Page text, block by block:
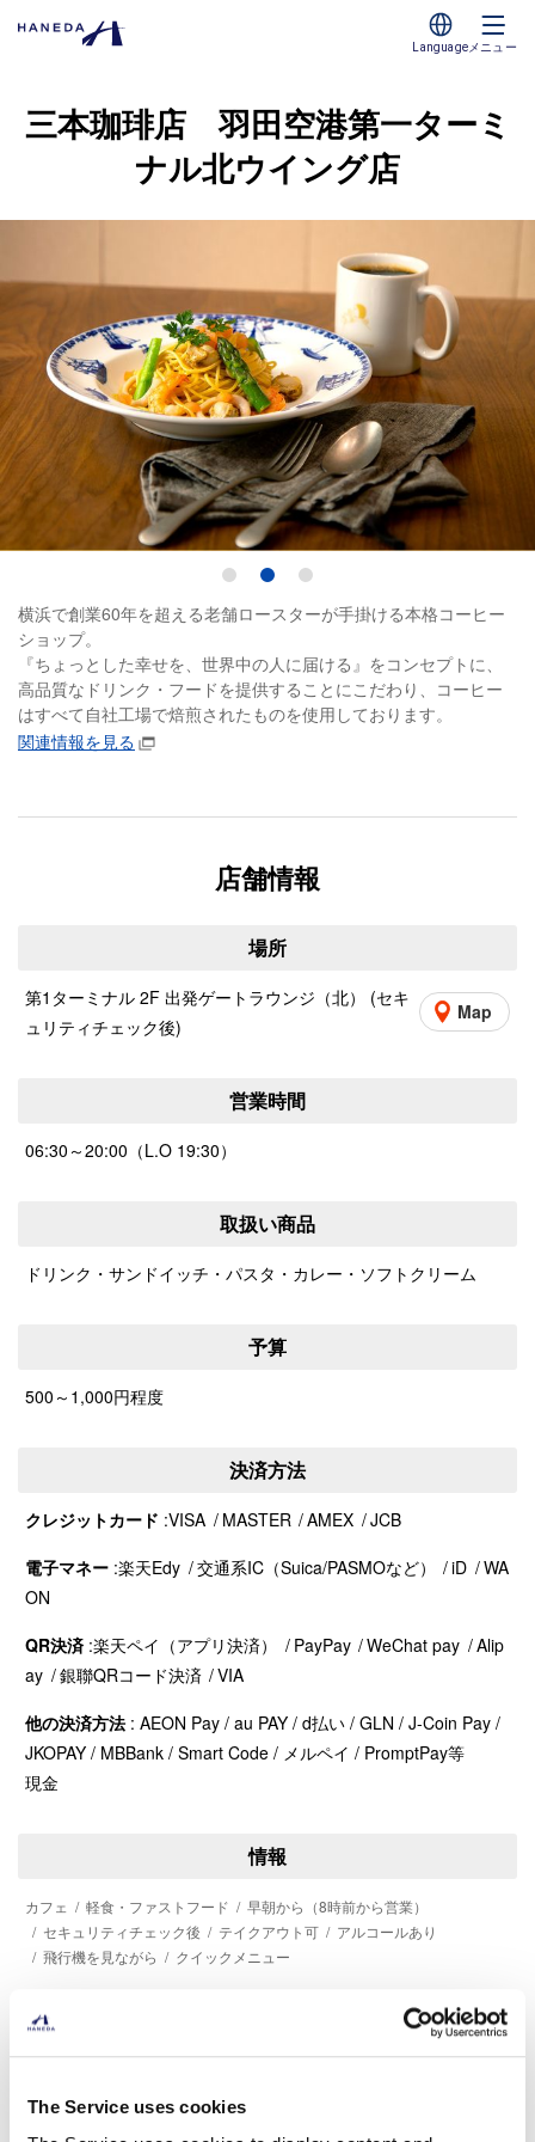
The Service uses cookies
Language メニュー
三本珈琲店 羽田空港第一ターミ
ナル北ウイング店
1 2
3
横浜で創業60年を超える老舗ロースターが手掛ける本格コーヒー
ショップ。
『ちょっとした幸せを、世界中の人に届ける』をコンセプトに、
高品質なドリンク・フードを提供することにこだわり、コーヒー
はすべて自社工場で焙煎されたものを使用しております。
関連情報を見る
店舗情報
場所
第1ターミナル 2F 出発ゲートラウンジ（北） (セキ
ュリティチェック後)
Map
営業時間
06:30～20:00（L.O 19:30）
取扱い商品
ドリンク・サンドイッチ・パスタ・カレー・ソフトクリーム
予算
500～1,000円程度
決済方法
クレジットカード VISA MASTER AMEX
JCB
電子マネー 楽天Edy 交通系IC（Suica/PASMOなど） iD
WA
ON
QR決済 楽天ペイ（アプリ決済） PayPay WeChat pay
Alip
ay
銀聯QRコード決済
VIA
他の決済方法 AEON Pay / au PAY / d払い / GLN / J-Coin Pay /
JKOPAY / MBBank / Smart Code / メルペイ / PromptPay等
現金
情報
カフェ 軽食・ファストフード
早朝から（8時前から営業）
セキュリティチェック後
テイクアウト可
アルコールあり
飛行機を見ながら
クイックメニュー